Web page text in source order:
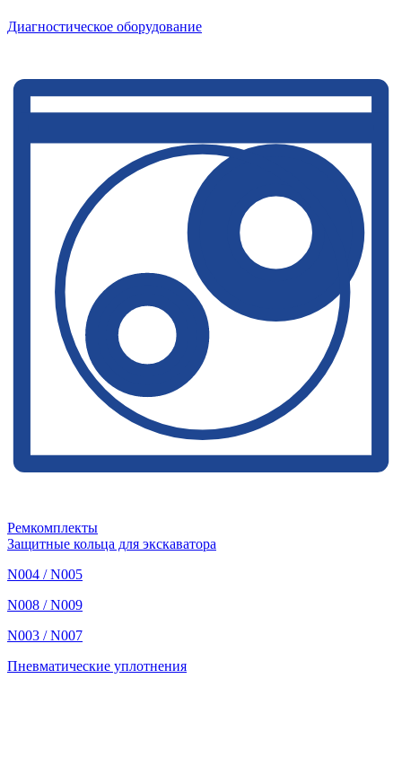
Диагностическое оборудование
Ремкомплекты
Защитные кольца для экскаватора
N004 / N005
N008 / N009
N003 / N007
Пневматические уплотнения